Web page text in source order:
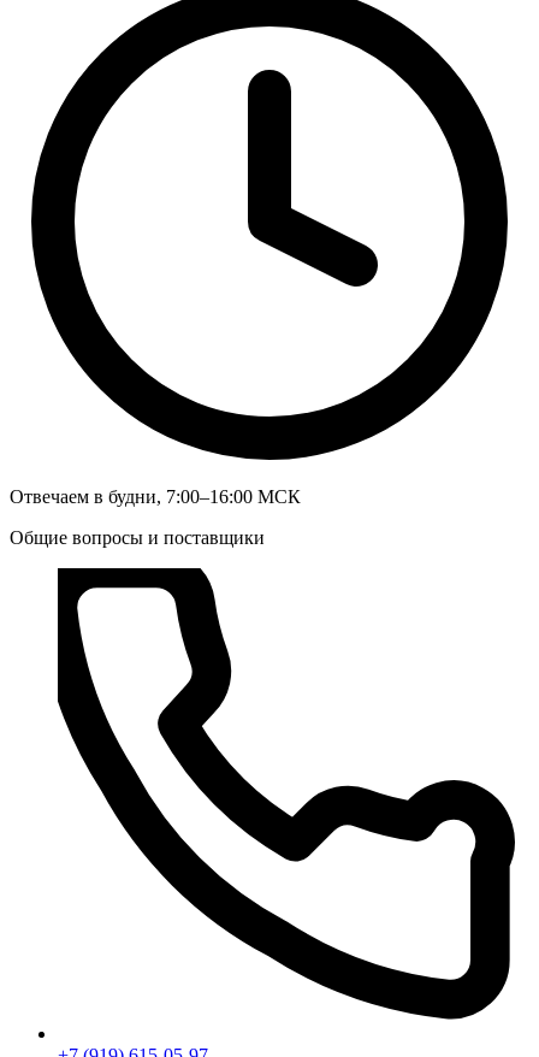
Отвечаем в будни, 7:00–16:00 МСК
Общие вопросы и поставщики